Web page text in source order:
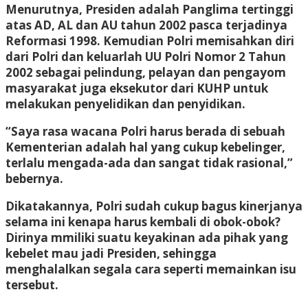
Menurutnya, Presiden adalah Panglima tertinggi
atas AD, AL dan AU tahun 2002 pasca terjadinya
Reformasi 1998. Kemudian Polri memisahkan diri
dari Polri dan keluarlah UU Polri Nomor 2 Tahun
2002 sebagai pelindung, pelayan dan pengayom
masyarakat juga eksekutor dari KUHP untuk
melakukan penyelidikan dan penyidikan.
“Saya rasa wacana Polri harus berada di sebuah
Kementerian adalah hal yang cukup kebelinger,
terlalu mengada-ada dan sangat tidak rasional,”
bebernya.
Dikatakannya, Polri sudah cukup bagus kinerjanya
selama ini kenapa harus kembali di obok-obok?
Dirinya mmiliki suatu keyakinan ada pihak yang
kebelet mau jadi Presiden, sehingga
menghalalkan segala cara seperti memainkan isu
tersebut.